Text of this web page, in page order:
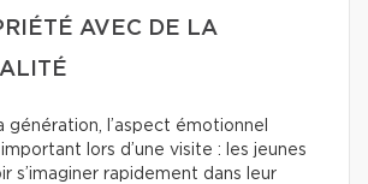
AVEC DE LA
génération, l’aspect émotionnel
lors d’une visite : les jeunes
s’imaginer rapidement dans leur